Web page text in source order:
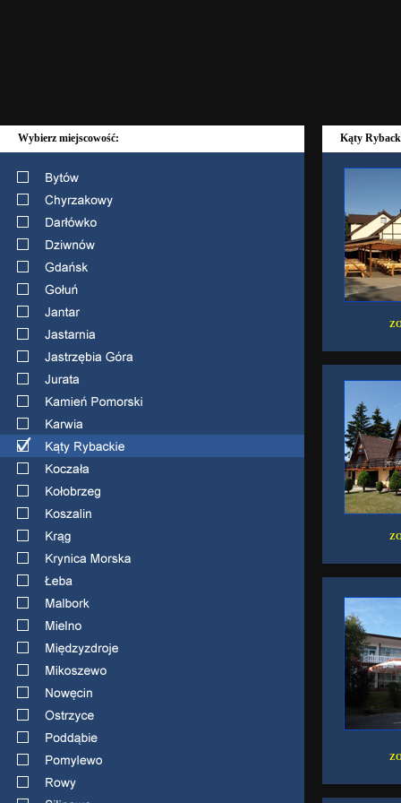
Wybierz miejscowość: Kąty